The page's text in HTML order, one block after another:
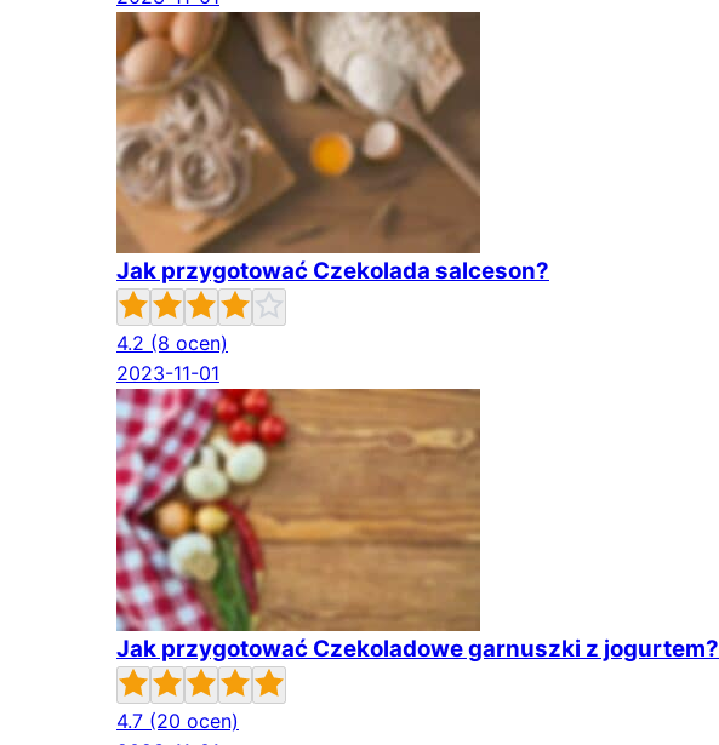
Jak przygotować Czekolada salceson?
4.2 (8 ocen)
2023-11-01
Jak przygotować Czekoladowe garnuszki z jogurtem?
4.7 (20 ocen)